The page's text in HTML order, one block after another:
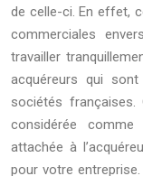
de celle-ci. En effet,
commerciales
travailler
acquéreurs qui
sociétés
considérée comme
attachée à
pour votre